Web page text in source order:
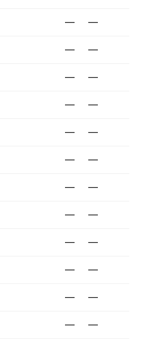
— —
— —
— —
— —
— —
— —
— —
— —
— —
— —
— —
— —